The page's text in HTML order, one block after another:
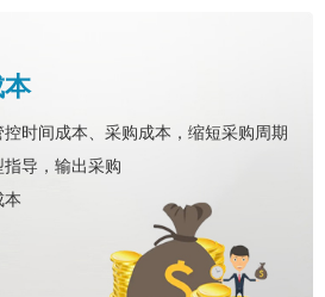
时间成本、采购成本，缩短采购周期
导，输出采购